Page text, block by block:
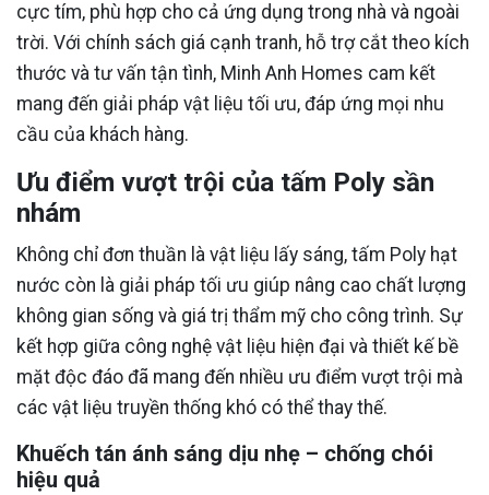
cực tím, phù hợp cho cả ứng dụng trong nhà và ngoài
trời. Với chính sách giá cạnh tranh, hỗ trợ cắt theo kích
thước và tư vấn tận tình, Minh Anh Homes cam kết
mang đến giải pháp vật liệu tối ưu, đáp ứng mọi nhu
cầu của khách hàng.
Ưu điểm vượt trội của tấm Poly sần
nhám
Không chỉ đơn thuần là vật liệu lấy sáng, tấm Poly hạt
nước còn là giải pháp tối ưu giúp nâng cao chất lượng
không gian sống và giá trị thẩm mỹ cho công trình. Sự
kết hợp giữa công nghệ vật liệu hiện đại và thiết kế bề
mặt độc đáo đã mang đến nhiều ưu điểm vượt trội mà
các vật liệu truyền thống khó có thể thay thế.
Khuếch tán ánh sáng dịu nhẹ – chống chói
hiệu quả